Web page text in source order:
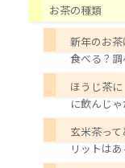
お茶の種類
新年のお
食べる？調
ほうじ茶
に飲んじ
玄米茶っ
リットはあ